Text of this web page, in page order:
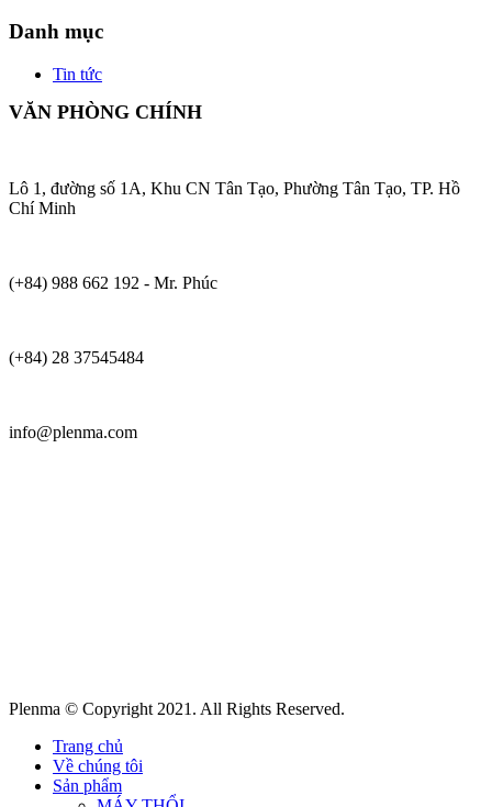
Danh mục
Tin tức
VĂN PHÒNG CHÍNH
Lô 1, đường số 1A, Khu CN Tân Tạo, Phường Tân Tạo, TP. Hồ
Chí Minh
(+84) 988 662 192 - Mr. Phúc
(+84) 28 37545484
info@plenma.com
Plenma © Copyright 2021. All Rights Reserved.
Trang chủ
Về chúng tôi
Sản phẩm